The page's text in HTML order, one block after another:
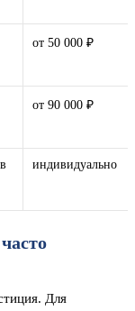
от 50 000 ₽
от 90 000 ₽
индивидуально
Для